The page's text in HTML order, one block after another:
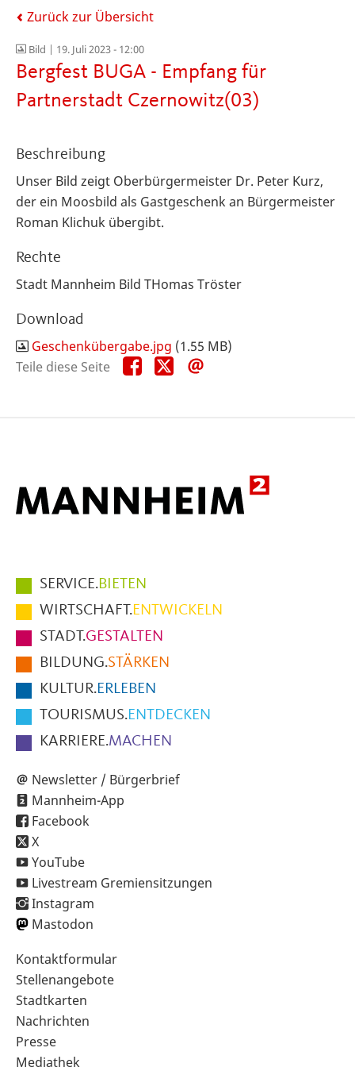
Zurück zur Übersicht
Bild | 19. Juli 2023 - 12:00
Bergfest BUGA - Empfang für
Partnerstadt Czernowitz(03)
Beschreibung
Unser Bild zeigt Oberbürgermeister Dr. Peter Kurz,
der ein Moosbild als Gastgeschenk an Bürgermeister
Roman Klichuk übergibt.
Rechte
Stadt Mannheim Bild THomas Tröster
Download
Geschenkübergabe.jpg (1.55 MB)
Teile diese Seite
Teile
diese
Teile
diese
Hauptmenüpunkte
im
Fußbereich
der
Seite
SERVICE.BIETEN
WIRTSCHAFT.ENTWICKELN
STADT.GESTALTEN
BILDUNG.STÄRKEN
KULTUR.ERLEBEN
TOURISMUS.ENTDECKEN
KARRIERE.MACHEN
Newsletter / Bürgerbrief
Mannheim-App
Facebook
X
YouTube
Livestream Gremiensitzungen
Instagram
Mastodon
Sekundärnavigation
im
Fußbereich
Kontaktformular
Stellenangebote
Stadtkarten
Nachrichten
Presse
Mediathek